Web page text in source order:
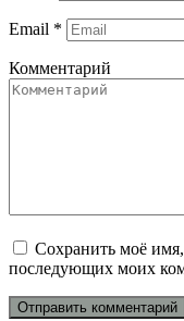
Email *
Комментарий
Сохранить моё имя,
последующих моих